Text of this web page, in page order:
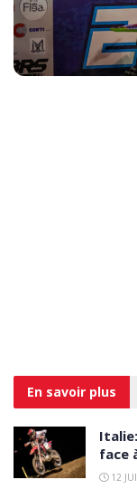
En savoir plus
face
12